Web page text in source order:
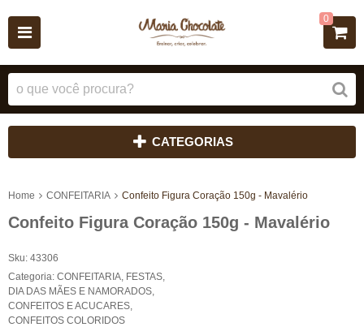
0
CATEGORIAS
Home CONFEITARIA Confeito Figura Coração 150g - Mavalério
Confeito Figura Coração 150g - Mavalério
Sku: 43306
Categoria: CONFEITARIA FESTAS
DIA DAS MÃES E NAMORADOS
CONFEITOS E ACUCARES
CONFEITOS COLORIDOS